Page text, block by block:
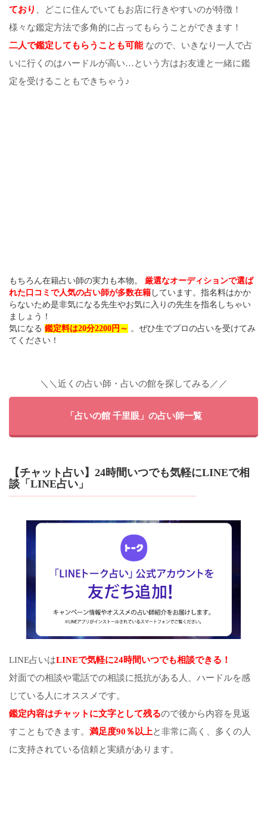
ており
、どこに住んでいてもお店に行きやすいのが特徴！
様々な鑑定方法で多角的に占ってもらうことができます！
二人で鑑定してもらうことも可能なので、いきなり一人で占
いに行くのはハードルが高い…という方はお友達と一緒に鑑
定を受けることもできちゃう♪
もちろん在籍占い師の実力も本物。
厳選なオーディションで選ば
れた口コミで人気の占い師が多数在籍 しています。指名料はかか
らないため是非気になる先生やお気に入りの先生を指名しちゃい
ましょう！
気になる 鑑定料は20分2200円～ 。ぜひ生でプロの占いを受けてみ
てください！
＼＼近くの占い師・占いの館を探してみる／／
「占いの館 千里眼」の占い師一覧
【チャット占い】24時間いつでも気軽にLINEで相
談「LINE占い」
LINE占いはLINEで気軽に24時間いつでも相談できる！
対面での相談や電話での相談に抵抗がある人、ハードルを感
じている人にオススメです。
鑑定内容はチャットに文字として残るので後から内容を見返
すこともできます。 満足度90％以上と非常に高く、多くの人
に支持されている信頼と実績があります。